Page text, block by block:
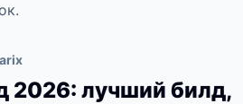
2026: лучший билд,